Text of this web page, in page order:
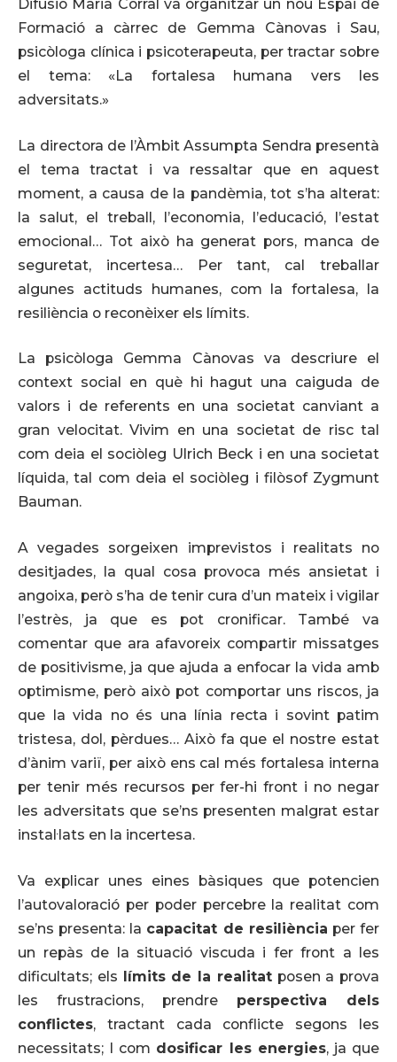
Difusió Maria Corral va organitzar un nou Espai de
Formació a càrrec de Gemma Cànovas i Sau,
psicòloga clínica i psicoterapeuta, per tractar sobre
el tema: «La fortalesa humana vers les
adversitats.»
La directora de l’Àmbit Assumpta Sendra presentà
el tema tractat i va ressaltar que en aquest
moment, a causa de la pandèmia, tot s’ha alterat:
la salut, el treball, l’economia, l’educació, l’estat
emocional… Tot això ha generat pors, manca de
seguretat, incertesa… Per tant, cal treballar
algunes actituds humanes, com la fortalesa, la
resiliència o reconèixer els límits.
La psicòloga Gemma Cànovas va descriure el
context social en què hi hagut una caiguda de
valors i de referents en una societat canviant a
gran velocitat. Vivim en una societat de risc tal
com deia el sociòleg Ulrich Beck i en una societat
líquida, tal com deia el sociòleg i filòsof Zygmunt
Bauman.
A vegades sorgeixen imprevistos i realitats no
desitjades, la qual cosa provoca més ansietat i
angoixa, però s’ha de tenir cura d’un mateix i vigilar
l’estrès, ja que es pot cronificar. També va
comentar que ara afavoreix compartir missatges
de positivisme, ja que ajuda a enfocar la vida amb
optimisme, però això pot comportar uns riscos, ja
que la vida no és una línia recta i sovint patim
tristesa, dol, pèrdues… Això fa que el nostre estat
d’ànim variï, per això ens cal més fortalesa interna
per tenir més recursos per fer-hi front i no negar
les adversitats que se’ns presenten malgrat estar
instal·lats en la incertesa.
Va explicar unes eines bàsiques que potencien
l’autovaloració per poder percebre la realitat com
se’ns presenta: la capacitat de resiliència per fer
un repàs de la situació viscuda i fer front a les
dificultats; els límits de la realitatposen a prova
les frustracions, prendre perspectiva dels
conflictes, tractant cada conflicte segons les
necessitats; I com dosificar les energies, ja que